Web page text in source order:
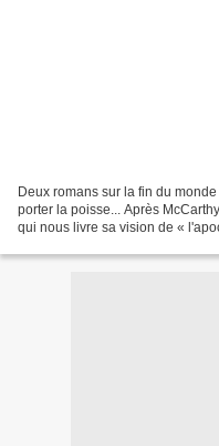
Deux romans sur la fin du
porter la poisse... Après
qui nous livre sa vision de «